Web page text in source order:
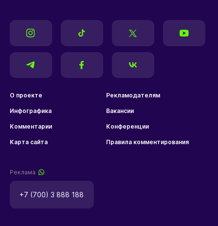
О проекте Рекламодателям
Инфографика Вакансии
Комментарии Конференции
Карта сайта Правила комментирования
Реклама
+7 (700) 3 888 188